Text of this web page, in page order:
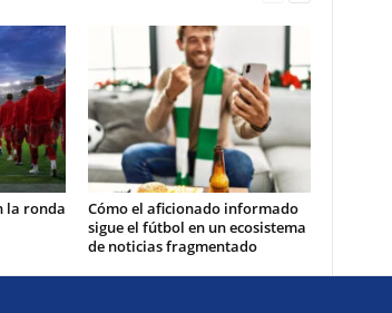
la ronda
Cómo el aficionado informado
sigue el fútbol en un ecosistema
de noticias fragmentado